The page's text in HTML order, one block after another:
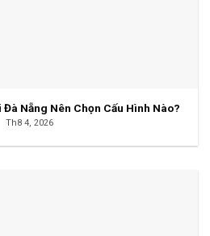
Đà Nẵng Nên Chọn Cấu Hình Nào?
Th8 4, 2026